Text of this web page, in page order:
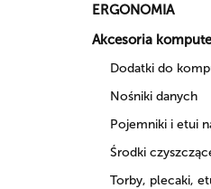
ERGONOMIA
Akcesoria
Dodatki do
Nośniki danych
Pojemniki i etui
Środki
Torby, plecaki,